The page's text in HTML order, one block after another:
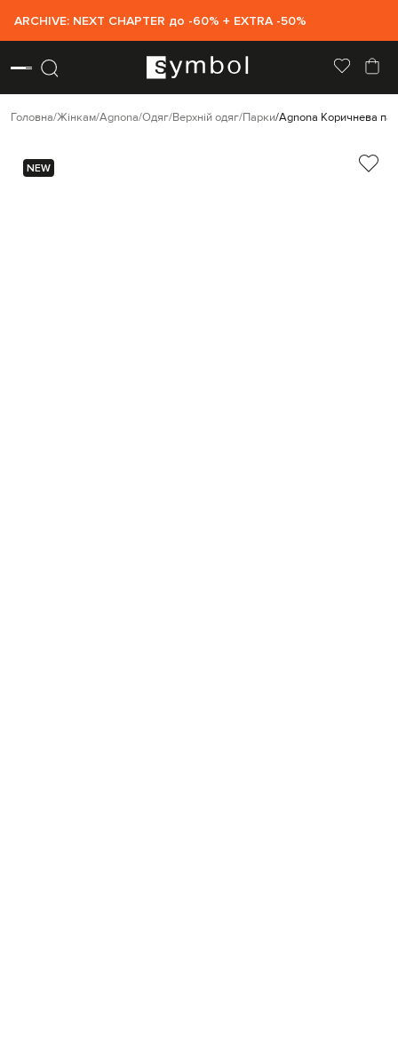
ARCHIVE: NEXT CHAPTER до -60% + EXTRA -50%
Головна Жінкам Agnona Одяг Верхній одяг Парки Agnona Коричнева
NEW